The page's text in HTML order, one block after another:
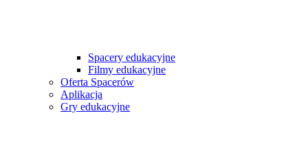
Spacery edukacyjne
Filmy edukacyjne
Oferta Spacerów
Aplikacja
Gry edukacyjne